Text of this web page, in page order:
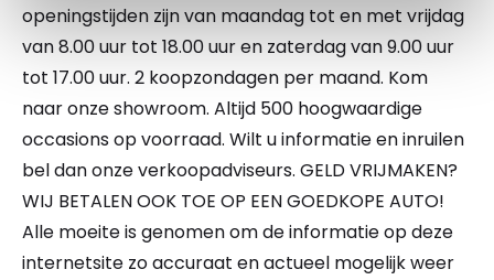
openingstijden zijn van maandag tot en met vrijdag
van 8.00 uur tot 18.00 uur en zaterdag van 9.00 uur
tot 17.00 uur. 2 koopzondagen per maand. Kom
naar onze showroom. Altijd 500 hoogwaardige
occasions op voorraad. Wilt u informatie en inruilen
bel dan onze verkoopadviseurs. GELD VRIJMAKEN?
WIJ BETALEN OOK TOE OP EEN GOEDKOPE AUTO!
Alle moeite is genomen om de informatie op deze
internetsite zo accuraat en actueel mogelijk weer